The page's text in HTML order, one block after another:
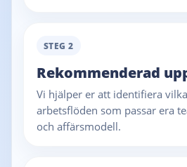
STEG 2
Rekommenderad
Vi hjälper er att identifiera
arbetsflöden som passar era
och affärsmodell.